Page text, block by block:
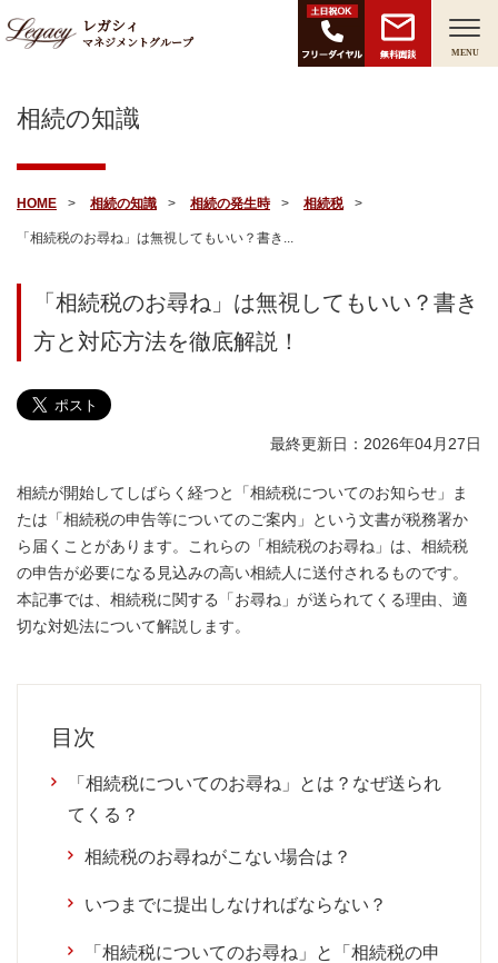
レガシィ
マネジメントグループ
無料面談 MENU
相続の知識
HOME 相続の知識 相続の発生時 相続税
「相続税のお尋ね」は無視してもいい？書き...
「相続税のお尋ね」は無視してもいい？書き
方と対応方法を徹底解説！
最終更新日：2026年04月27日
相続が開始してしばらく経つと「相続税についてのお知らせ」ま
たは「相続税の申告等についてのご案内」という文書が税務署か
ら届くことがあります。これらの「相続税のお尋ね」は、相続税
の申告が必要になる見込みの高い相続人に送付されるものです。
本記事では、相続税に関する「お尋ね」が送られてくる理由、適
切な対処法について解説します。
目次
「相続税についてのお尋ね」とは？なぜ送られ
てくる？
相続税のお尋ねがこない場合は？
いつまでに提出しなければならない？
「相続税についてのお尋ね」と「相続税の申